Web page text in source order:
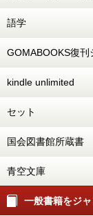
語学
GOMABOOKS復刊
kindle unlimited
セット
国会図書館所蔵書
青空文庫
一般書籍をジ